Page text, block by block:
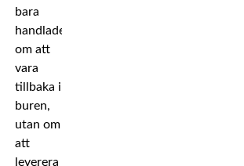
bara
handlade
om att
vara
tillbaka i
buren,
utan om
att
leverera